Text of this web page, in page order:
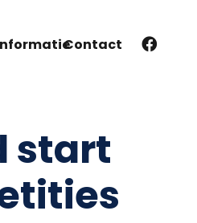
Contact
start